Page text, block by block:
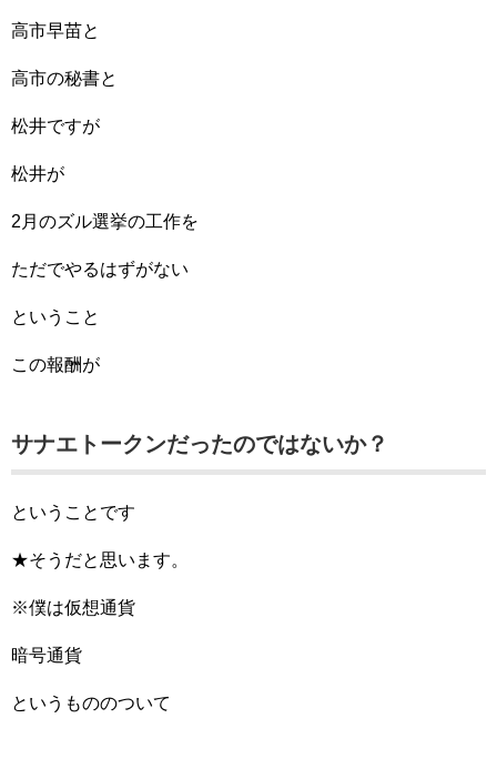
高市早苗と
高市の秘書と
松井ですが
松井が
2月のズル選挙の工作を
ただでやるはずがない
ということ
この報酬が
サナエトークンだったのではないか？
ということです
★そうだと思います。
※僕は仮想通貨
暗号通貨
というもののついて